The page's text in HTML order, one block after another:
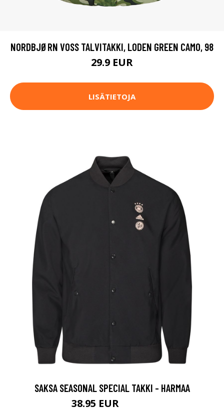
NORDBJØRN VOSS TALVITAKKI, LODEN GREEN CAMO, 98
29.9 EUR
LISÄTIETOJA
SAKSA SEASONAL SPECIAL TAKKI - HARMAA
38.95 EUR